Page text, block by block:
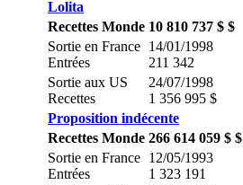
Lolita
Recettes Monde 10 810 737 $ $
Sortie en France
Entrées
14/01/1998
211 342
Sortie aux US
Recettes
24/07/1998
1 356 995 $
Proposition indécente
Recettes Monde 266 614 059 $ $
Sortie en France
Entrées
12/05/1993
1 323 191